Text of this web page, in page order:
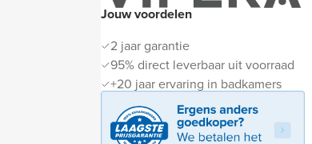
Jouw voordelen
2 jaar garantie
95% direct leverbaar uit voorraad
+20 jaar ervaring in badkamers